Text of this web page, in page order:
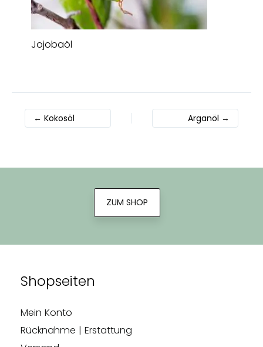
Jojobaöl
← Kokosöl Arganöl →
ZUM SHOP
Shopseiten
Mein Konto
Rücknahme | Erstattung